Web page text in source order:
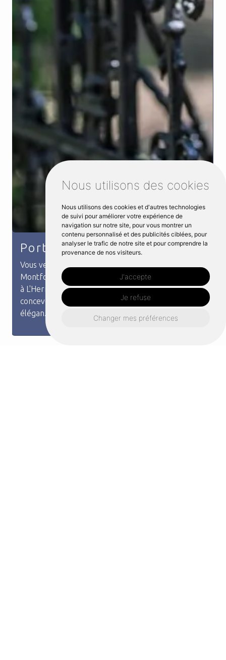
Nous utilisons des cookies
Nous utilisons des cookies et d'autres technologies
de suivi pour améliorer votre expérience de
navigation sur notre site, pour vous montrer un
contenu personnalisé et des publicités ciblées, pour
analyser le trafic de notre site et pour comprendre la
provenance de nos visiteurs.
J'accepte
Je refuse
Changer mes préférences
Portail fer forgé
Vous venez de rechercher Portail Fer Forgé à
Montfort-sur-Meu. L’entreprise Distri Metal située
à L'Hermitage répond à votre besoin. Nous
concevons et installons des portails en fer forgé
élégan...